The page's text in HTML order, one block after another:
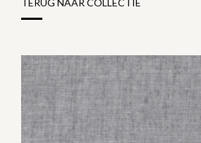
TERUG NAAR COLLECTIE